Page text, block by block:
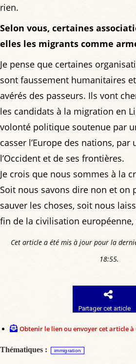
rien.
Selon vous, certaines
elles les migrants comme
Je pense que certaines
sont faussement humanitaires
avérés des passeurs. Ils vont
les candidats à la migration en
volonté politique soutenue par
casser l’Europe des nations,
l’Occident et de ses frontières.
Je crois que nous sommes à la
Soit nous savons dire non et on
sauver les choses, soit nous
fin de la civilisation
Cet article a été mis à jour pour la
18:55.
Partager cet article
Obtenir le lien ou envoyer cet article à
Thématiques : immigration